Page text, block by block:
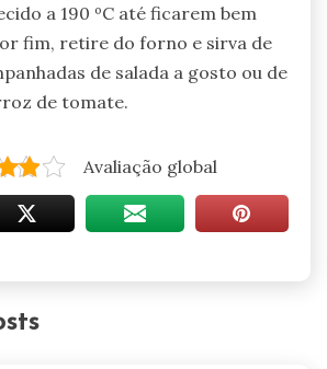
a 190 ºC até ficarem bem
fim, retire do forno e sirva de
de salada a gosto ou de
de tomate.
Avaliação global